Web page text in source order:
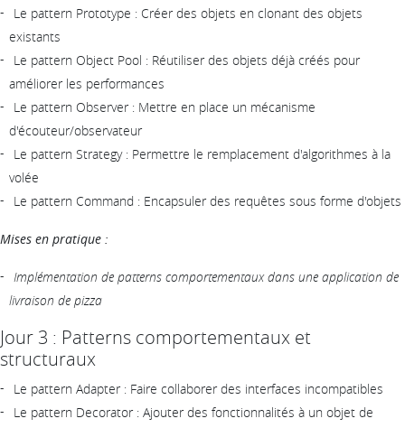
Le pattern Prototype : Créer des objets en clonant des objets
existants
Le pattern Object Pool : Réutiliser des objets déjà créés pour
améliorer les performances
Le pattern Observer : Mettre en place un mécanisme
d'écouteur/observateur
Le pattern Strategy : Permettre le remplacement d'algorithmes à la
volée
Le pattern Command : Encapsuler des requêtes sous forme d'objets
Mises en pratique :
Implémentation de patterns comportementaux dans une application de
livraison de pizza
Jour 3 : Patterns comportementaux et
structuraux
Le pattern Adapter : Faire collaborer des interfaces incompatibles
Le pattern Decorator : Ajouter des fonctionnalités à un objet de